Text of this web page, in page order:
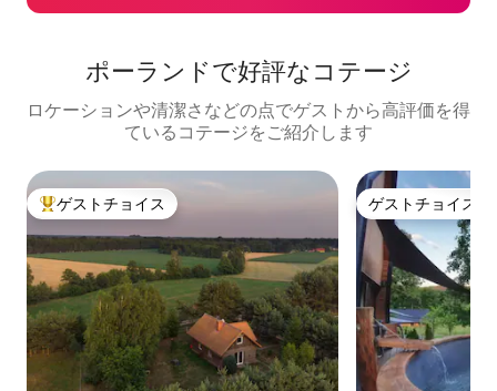
ポーランドで好評なコテージ
ロケーションや清潔さなどの点でゲストから高評価を得
ているコテージをご紹介します
大好評のゲストチョイスです。
ゲストチョイス ゲストチョイス
ゲストチョイス